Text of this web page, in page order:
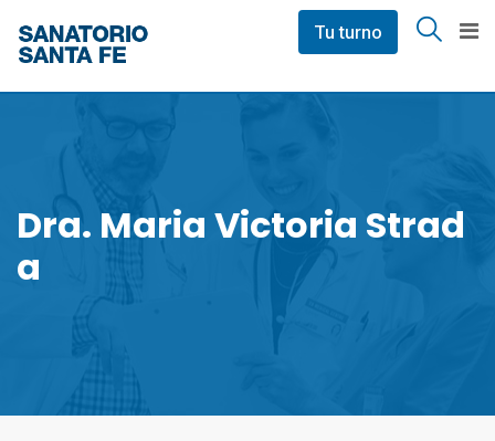
Tu turno
Dra. Maria Victoria Strad
A